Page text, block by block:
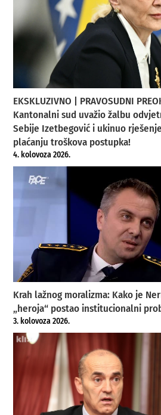
EKSKLUZIVNO | PRAVOSUDNI
Kantonalni sud uvažio žalbu
Sebije Izetbegović i ukinuo
plaćanju troškova postupka!
4. kolovoza 2026.
Krah lažnog moralizma: Kako je
„heroja“ postao institucionalni
3. kolovoza 2026.